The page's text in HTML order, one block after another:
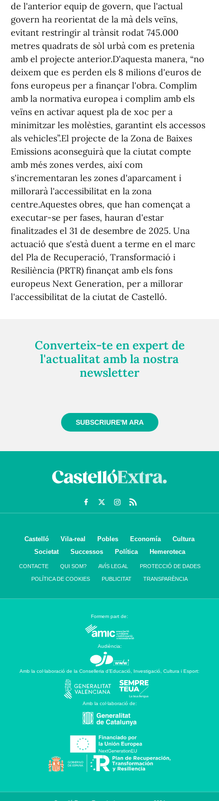
de l'anterior equip de govern, que l'actual
govern ha reorientat de la mà dels veïns,
evitant restringir al trànsit rodat 745.000
metres quadrats de sòl urbà com es pretenia
amb el projecte anterior.D'aquesta manera, “no
deixem que es perden els 8 milions d'euros de
fons europeus per a finançar l'obra. Complim
amb la normativa europea i complim amb els
veïns en activar aquest pla de xoc per a
minimitzar les molèsties, garantint els accessos
als vehicles”.El projecte de la Zona de Baixes
Emissions aconseguirà que la ciutat compte
amb més zones verdes, així com
s'incrementaran les zones d'aparcament i
millorarà l'accessibilitat en la zona
centre.Aquestes obres, que han començat a
executar-se per fases, hauran d'estar
finalitzades el 31 de desembre de 2025. Una
actuació que s'està duent a terme en el marc
del Pla de Recuperació, Transformació i
Resiliència (PRTR) finançat amb els fons
europeus Next Generation, per a millorar
l'accessibilitat de la ciutat de Castelló.
Converteix-te en expert de
l'actualitat amb la nostra
newsletter
SUBSCRIURE'M ARA
Castelló Vila-real Pobles Economía
Cultura
Societat
Successos Política Hemeroteca
CONTACTE QUI SOM? AVÍS LEGAL PROTECCIÓ DE DADES
POLÍTICA DE COOKIES PUBLICITAT TRANSPARÈNCIA
Formem part de:
Audiència:
Amb la col·laboració de la Conselleria d’Educació, Investigació, Cultura i Esport:
Amb la col·laboració de: